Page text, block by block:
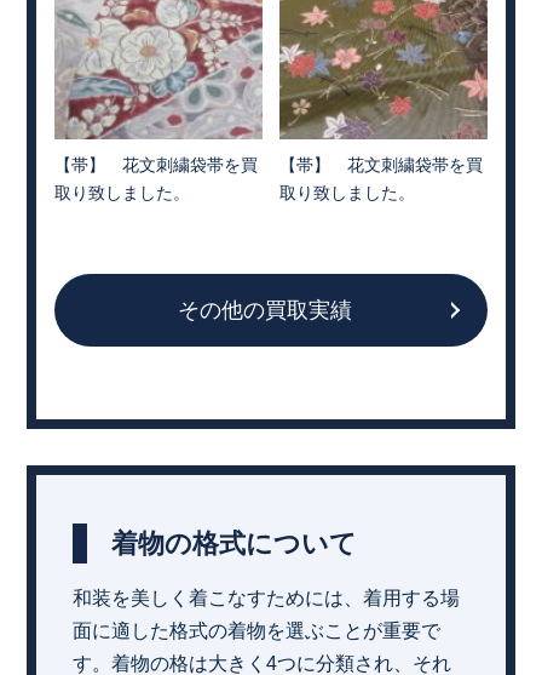
【帯】 花文刺繍袋帯を買
取り致しました。
【帯】 花文刺繍袋帯を買
取り致しました。
その他の買取実績
着物の格式について
和装を美しく着こなすためには、着用する場
面に適した格式の着物を選ぶことが重要で
す。着物の格は大きく4つに分類され、それ